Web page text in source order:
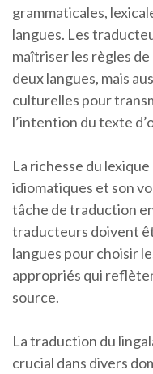
grammaticales,
langues. Les
maîtriser les règles
deux langues, mais
culturelles pour
l’intention du texte
La richesse du
idiomatiques et son
tâche de traduction
traducteurs doivent
langues pour choisir
appropriés qui
source.
La traduction du
crucial dans divers